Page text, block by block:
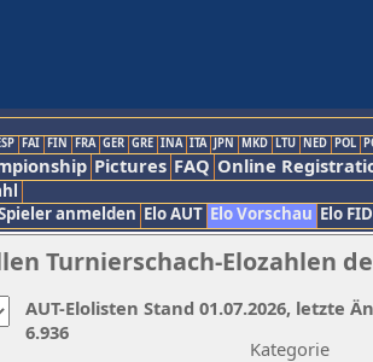
FAI FIN FRA GER GRE INA ITA JPN MKD LTU NED POL
Pictures FAQ Online
anmelden Elo AUT Elo Vorschau Elo
Turnierschach-Elozahlen
Kategorie
AUT-Elolisten Stand 01.07.2026, letzte
6.936